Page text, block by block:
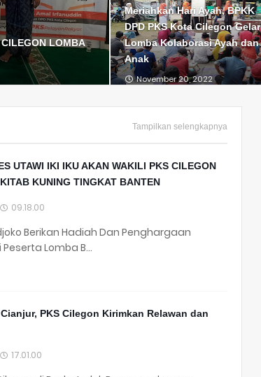
LOMBA
Meriahkan Hari Ayah, BPKK
DPD PKS Kota Cilegon Gelar
Lomba Kolaborasi Ayah dan
Anak
November 20, 2022
Tampilkan selengkapnya
UTAWI IKI IKU AKAN WAKILI PKS CILEGON
KUNING TINGKAT BANTEN
09.18.00
Berikan Hadiah Dan Penghargaan
Lomba B…
PKS Cilegon Kirimkan Relawan dan
17.01.00